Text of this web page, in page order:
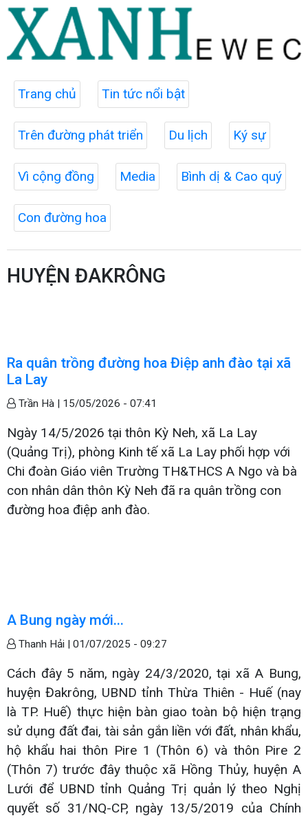
Trang chủ Tin tức nổi bật
Trên đường phát triển Du lịch Ký sự
Vì cộng đồng Media Bình dị & Cao quý
Con đường hoa
HUYỆN ĐAKRÔNG
Ra quân trồng đường hoa Điệp anh đào tại xã
La Lay
Trần Hà | 15/05/2026 - 07:41
Ngày 14/5/2026 tại thôn Kỳ Neh, xã La Lay
(Quảng Trị), phòng Kinh tế xã La Lay phối hợp với
Chi đoàn Giáo viên Trường TH&THCS A Ngo và bà
con nhân dân thôn Kỳ Neh đã ra quân trồng con
đường hoa điệp anh đào.
A Bung ngày mới...
Thanh Hải | 01/07/2025 - 09:27
Cách đây 5 năm, ngày 24/3/2020, tại xã A Bung,
huyện Đakrông, UBND tỉnh Thừa Thiên - Huế (nay
là TP. Huế) thực hiện bàn giao toàn bộ hiện trạng
sử dụng đất đai, tài sản gắn liền với đất, nhân khẩu,
hộ khẩu hai thôn Pire 1 (Thôn 6) và thôn Pire 2
(Thôn 7) trước đây thuộc xã Hồng Thủy, huyện A
Lưới để UBND tỉnh Quảng Trị quản lý theo Nghị
quyết số 31/NQ-CP, ngày 13/5/2019 của Chính